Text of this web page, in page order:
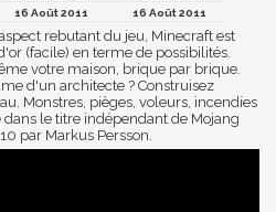
16 Août 2011 16 Août 2011
rebutant du jeu, Minecraft est
(facile) en terme de possibilités.
votre maison, brique par brique.
d'un architecte ? Construisez
Monstres, pièges, voleurs, incendies
le titre indépendant de Mojang
par Markus Persson.